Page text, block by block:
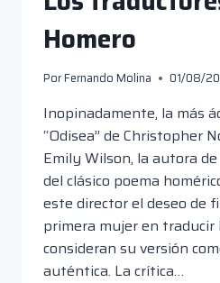
Homero
PorFernando Molina 01/08/
Inopinadamente, la más
“Odisea” de Christopher
Emily Wilson, la autora
del clásico poema
este director el deseo de
primera mujer en traducir
consideran su versión
auténtica. La crítica…